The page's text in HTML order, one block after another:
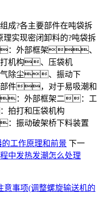
?各主要部件在吨袋拆
实现密闭卸料的?吨袋拆
：外部框架、
机构、压袋机
除尘、振动下
件，对于易吸潮和
：外部框架二：工
打和压袋机构
振动破架桥下料装置
工作原理和前景 下一
中发热发潮怎么处理
意事项(调整螺旋输送机的